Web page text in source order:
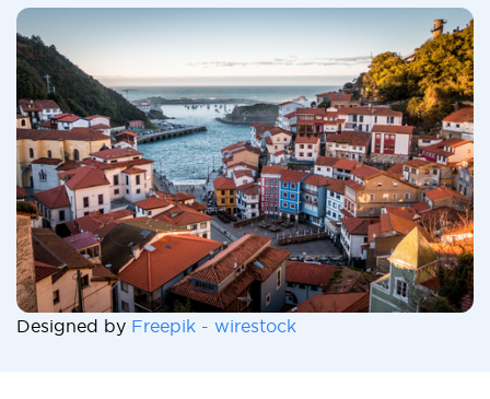
Designed by Freepik - wirestock